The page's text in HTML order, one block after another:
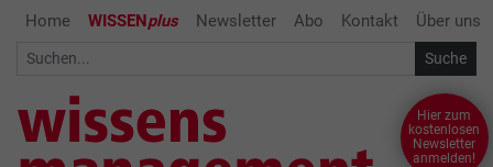
Home WISSENplus Newsletter Abo Kontakt Über uns
Hier zum
kostenlosen
Newsletter
anmelden!